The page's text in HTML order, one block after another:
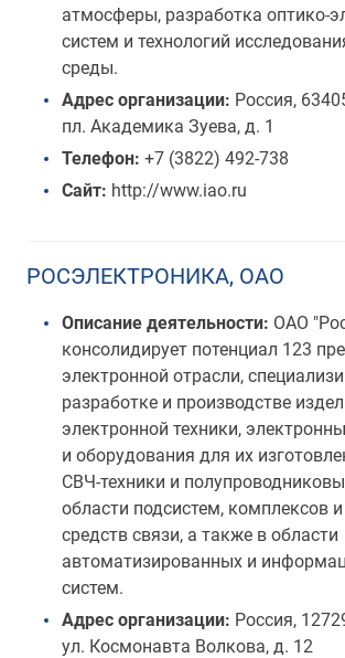
атмосферы, разработка оптико-
систем и технологий
среды.
Адрес организации: Россия,
пл. Академика Зуева, д. 1
Телефон: +7 (3822) 492-738
Сайт: http://www.iao.ru
РОСЭЛЕКТРОНИКА, ОАО
Описание деятельности: ОАО
консолидирует потенциал 123
электронной отрасли,
разработке и производстве
электронной техники,
и оборудования для их
СВЧ-техники и
области подсистем, комплексов и
средств связи, а также в области
автоматизированных и
систем.
Адрес организации: Россия,
ул. Космонавта Волкова, д. 12